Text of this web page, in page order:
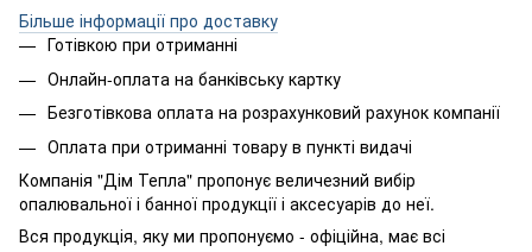
Більше інформації про доставку
Готівкою при отриманні
Онлайн-оплата на банківську картку
Безготівкова оплата на розрахунковий рахунок компанії
Оплата при отриманні товару в пункті видачі
Компанія "Дім Тепла" пропонує величезний вибір
опалювальної і банної продукції і аксесуарів до неї.
Вся продукція, яку ми пропонуємо - офіційна, має всі